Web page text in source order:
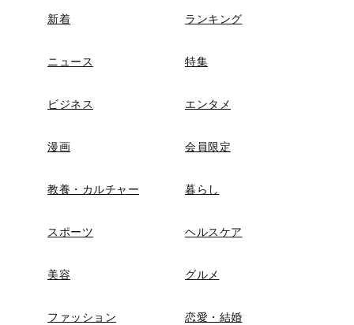
新着 ランキング
ニュース 特集
ビジネス エンタメ
漫画 会員限定
教養・カルチャー 暮らし
スポーツ ヘルスケア
美容 グルメ
ファッション 恋愛・結婚